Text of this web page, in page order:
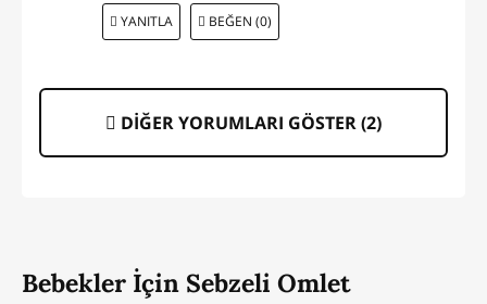
YANITLA BEĞEN (0)
DİĞER YORUMLARI GÖSTER (2)
Bebekler İçin Sebzeli Omlet